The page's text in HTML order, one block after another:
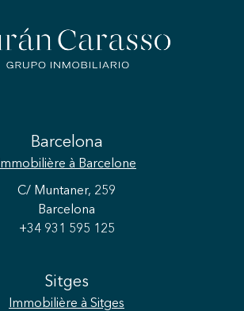
Barcelona
Immobilière à Barcelone
C/ Muntaner, 259
Barcelona
+34 931 595 125
Sitges
Immobilière à Sitges